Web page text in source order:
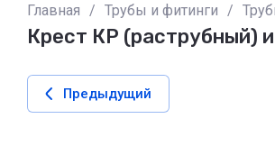
Главная / Трубы и фитинги /
Крест КР (раструбный)
Предыдущий